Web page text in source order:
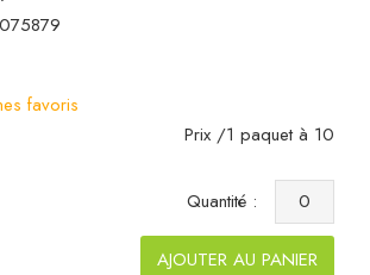
favoris
Prix /1 paquet à 10
Quantité :
AJOUTER AU PANIER